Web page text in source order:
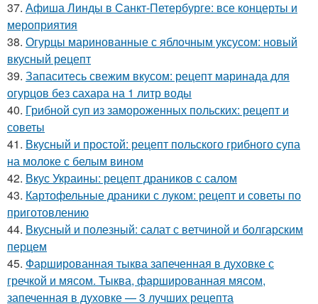
37. Афиша Линды в Санкт-Петербурге: все концерты и
мероприятия
38. Огурцы маринованные с яблочным уксусом: новый
вкусный рецепт
39. Запаситесь свежим вкусом: рецепт маринада для
огурцов без сахара на 1 литр воды
40. Грибной суп из замороженных польских: рецепт и
советы
41. Вкусный и простой: рецепт польского грибного супа
на молоке с белым вином
42. Вкус Украины: рецепт драников с салом
43. Картофельные драники с луком: рецепт и советы по
приготовлению
44. Вкусный и полезный: салат с ветчиной и болгарским
перцем
45. Фаршированная тыква запеченная в духовке с
гречкой и мясом. Тыква, фаршированная мясом,
запеченная в духовке — 3 лучших рецепта